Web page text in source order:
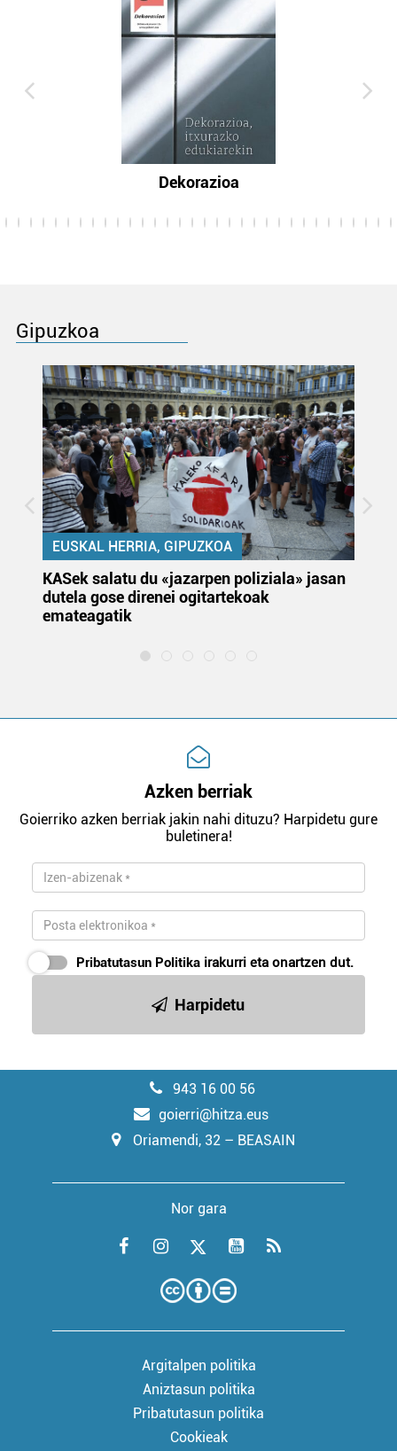
Dekorazioa
Gipuzkoa
EUSKAL HERRIA, GIPUZKOA
KASek salatu du «jazarpen poliziala» jasan
dutela gose direnei ogitartekoak
emateagatik
Azken berriak
Goierriko azken berriak jakin nahi dituzu? Harpidetu gure
buletinera!
Pribatutasun Politika irakurri eta onartzen dut.
Harpidetu
943 16 00 56
goierri@hitza.eus
Oriamendi, 32 – BEASAIN
Nor gara
Argitalpen politika
Aniztasun politika
Pribatutasun politika
Cookieak